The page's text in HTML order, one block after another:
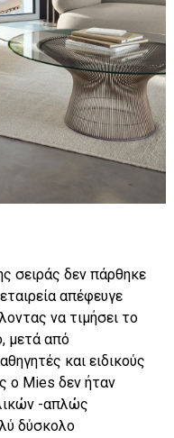
σειράς δεν πάρθηκε
απέφευγε
να τιμήσει το
μετά από
και ειδικούς
ο Mies δεν ήταν
-απλώς
δύσκολο